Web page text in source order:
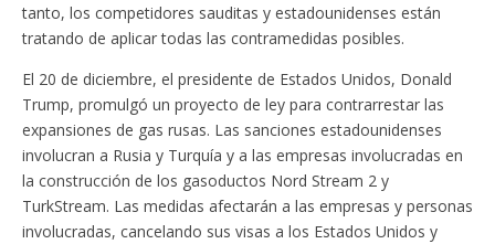
tanto, los competidores sauditas y estadounidenses están
tratando de aplicar todas las contramedidas posibles.
El 20 de diciembre, el presidente de Estados Unidos, Donald
Trump, promulgó un proyecto de ley para contrarrestar las
expansiones de gas rusas. Las sanciones estadounidenses
involucran a Rusia y Turquía y a las empresas involucradas en
la construcción de los gasoductos Nord Stream 2 y
TurkStream. Las medidas afectarán a las empresas y personas
involucradas, cancelando sus visas a los Estados Unidos y